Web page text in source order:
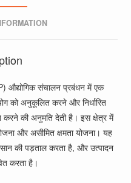
औद्योगिक संचालन प्रबंधन में एक
को अनुकूलित करने और निर्धारित
करने की अनुमति देती है। इस क्षेत्र में
और असीमित क्षमता योजना। यह
की पड़ताल करता है, और उत्पादन
करता है।